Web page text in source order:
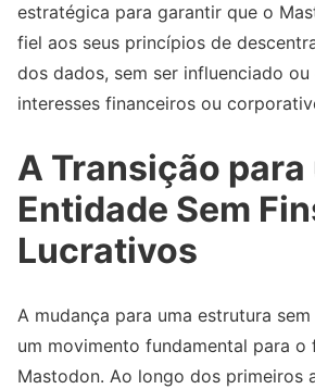
estratégica para garantir que o
fiel aos seus princípios de
dos dados, sem ser influenciado
interesses financeiros ou
A Transição para
Entidade Sem
Lucrativos
A mudança para uma estrutura
um movimento fundamental para o
Mastodon. Ao longo dos primeiros